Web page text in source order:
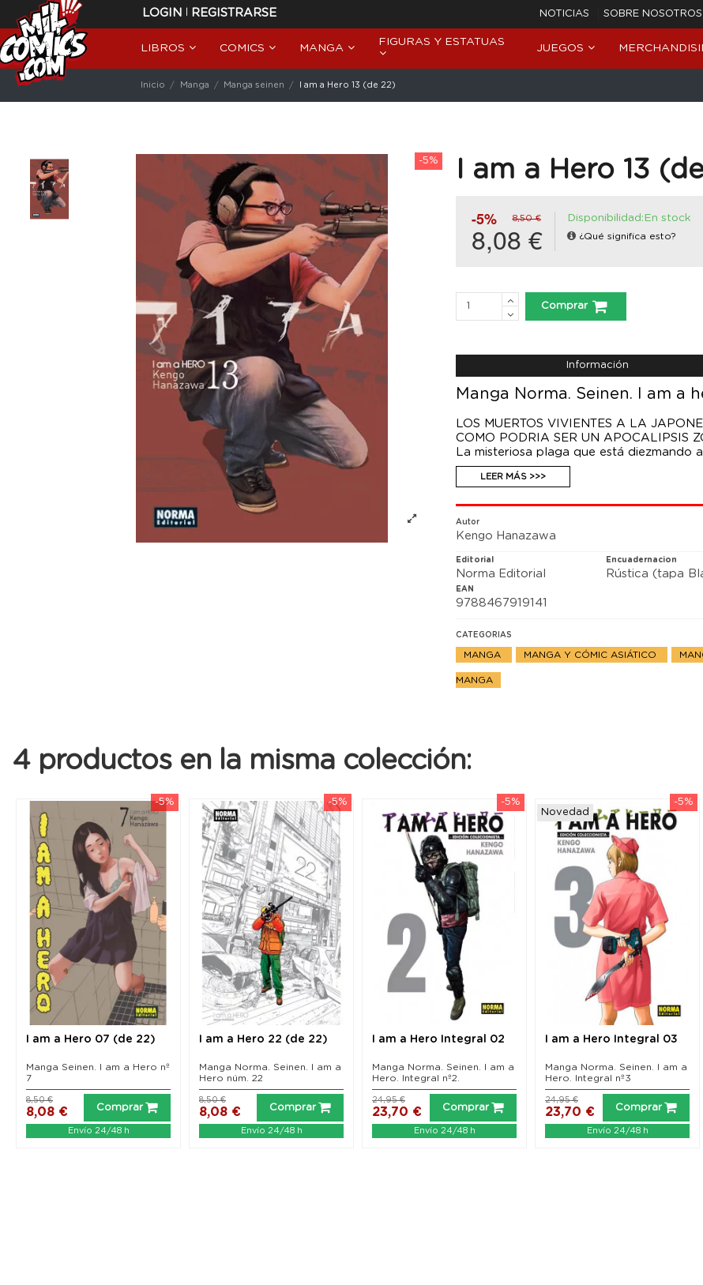
LOGIN | REGISTRARSE NOTICIAS SOBRE NOSOTROS
LIBROS COMICS MANGA
FIGURAS Y ESTATUAS
JUEGOS
Inicio Manga Manga seinen I am a Hero 13 (de 22)
-5% I am a Hero 13
-5% 8,50 €
8,08 €
Disponibilidad:En stock
¿Qué significa esto?
Comprar
Información
Manga Norma. Seinen. I am a
LOS MUERTOS VIVIENTES A LA
COMO PODRIA SER UN APOCALIPSIS
La misteriosa plaga que está diezmando
Japón, China, Europa... Nadie está a
agresivos seres asesinos.
LEER MÁS >>>
Autor
Kengo Hanazawa
Editorial
Norma Editorial
Encuadernacion
Rústica (tapa
EAN
9788467919141
CATEGORIAS
MANGA MANGA Y CÓMIC ASIÁTICO
MANGA
4 productos en la misma colección:
-5%
I am a Hero 07 (de 22)
Manga Seinen. I am a Hero nº
7
8,08 €
8,50 €
Comprar
Envío 24/48 h
-5%
I am a Hero 22 (de 22)
Manga Norma. Seinen. I am a
Hero núm. 22
8,08 €
8,50 €
Comprar
Envío 24/48 h
-5%
I am a Hero Integral 02
Manga Norma. Seinen. I am a
Hero. Integral nº2.
23,70 €
24,95 €
Comprar
Envío 24/48 h
-5%
Novedad
I am a Hero Integral 03
Manga Norma. Seinen. I am a
Hero. Integral nº3
23,70 €
24,95 €
Comprar
Envío 24/48 h